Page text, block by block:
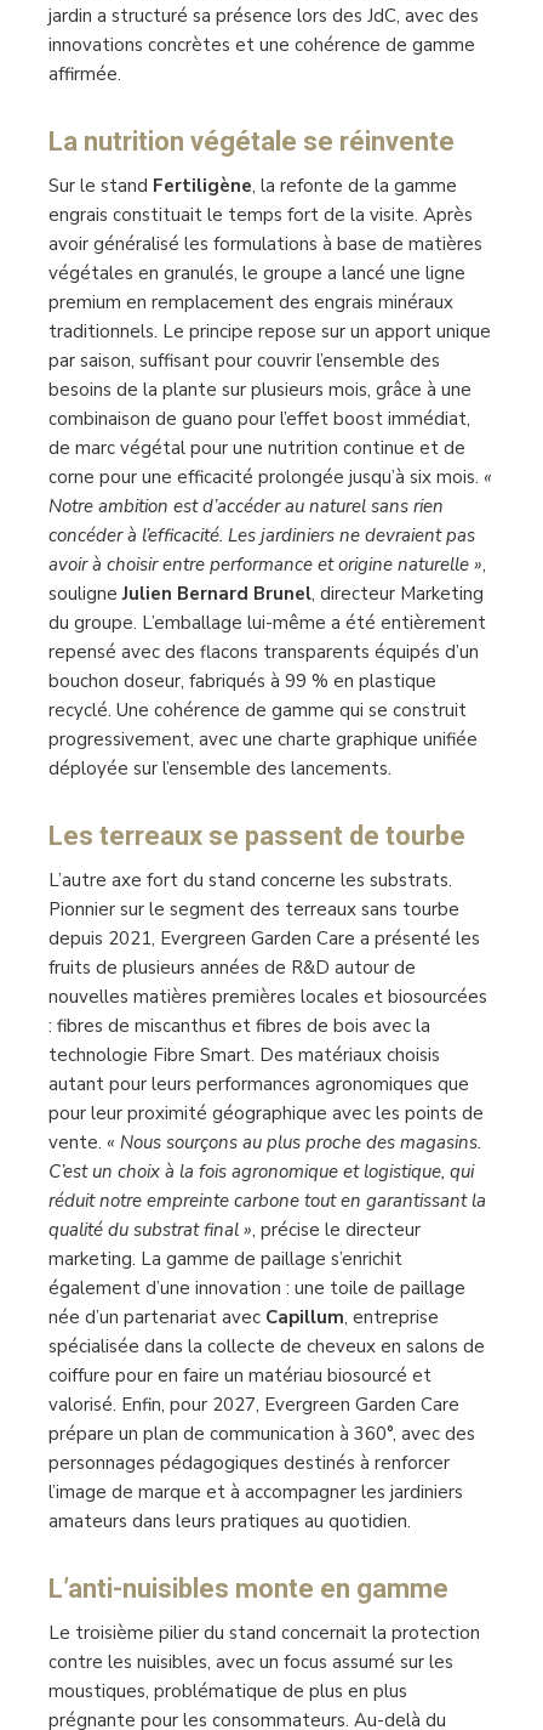
jardin a structuré sa présence lors des JdC, avec des
innovations concrètes et une cohérence de gamme
affirmée.
La nutrition végétale se réinvente
Sur le stand Fertiligène, la refonte de la gamme
engrais constituait le temps fort de la visite. Après
avoir généralisé les formulations à base de matières
végétales en granulés, le groupe a lancé une ligne
premium en remplacement des engrais minéraux
traditionnels. Le principe repose sur un apport unique
par saison, suffisant pour couvrir l’ensemble des
besoins de la plante sur plusieurs mois, grâce à une
combinaison de guano pour l’effet boost immédiat,
de marc végétal pour une nutrition continue et de
corne pour une efficacité prolongée jusqu’à six mois. «
Notre ambition est d’accéder au naturel sans rien
concéder à l’efficacité. Les jardiniers ne devraient pas
avoir à choisir entre performance et origine naturelle »,
souligneJulien Bernard Brunel, directeur Marketing
du groupe. L’emballage lui-même a été entièrement
repensé avec des flacons transparents équipés d’un
bouchon doseur, fabriqués à 99 % en plastique
recyclé. Une cohérence de gamme qui se construit
progressivement, avec une charte graphique unifiée
déployée sur l’ensemble des lancements.
Les terreaux se passent de tourbe
L’autre axe fort du stand concerne les substrats.
Pionnier sur le segment des terreaux sans tourbe
depuis 2021, Evergreen Garden Care a présenté les
fruits de plusieurs années de R&D autour de
nouvelles matières premières locales et biosourcées
: fibres de miscanthus et fibres de bois avec la
technologie Fibre Smart. Des matériaux choisis
autant pour leurs performances agronomiques que
pour leur proximité géographique avec les points de
vente. « Nous sourçons au plus proche des magasins.
C’est un choix à la fois agronomique et logistique, qui
réduit notre empreinte carbone tout en garantissant la
qualité du substrat final », précise le directeur
marketing. La gamme de paillage s’enrichit
également d’une innovation : une toile de paillage
née d’un partenariat avec Capillum, entreprise
spécialisée dans la collecte de cheveux en salons de
coiffure pour en faire un matériau biosourcé et
valorisé. Enfin, pour 2027, Evergreen Garden Care
prépare un plan de communication à 360°, avec des
personnages pédagogiques destinés à renforcer
l’image de marque et à accompagner les jardiniers
amateurs dans leurs pratiques au quotidien.
L’anti-nuisibles monte en gamme
Le troisième pilier du stand concernait la protection
contre les nuisibles, avec un focus assumé sur les
moustiques, problématique de plus en plus
prégnante pour les consommateurs. Au-delà du